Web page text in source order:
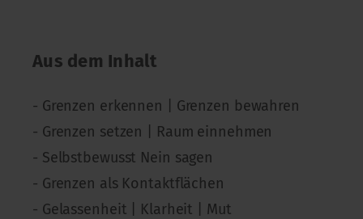
Aus dem Inhalt
- Grenzen erkennen | Grenzen bewahren
- Grenzen setzen | Raum einnehmen
- Selbstbewusst Nein sagen
- Grenzen als Kontaktflächen
- Gelassenheit | Klarheit | Mut